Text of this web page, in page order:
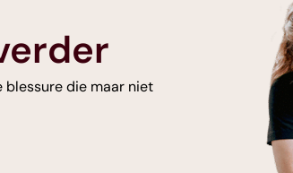
blessure die maar niet